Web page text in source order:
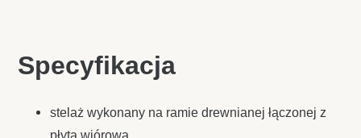
Specyfikacja
stelaż wykonany na ramie drewnianej łączonej z